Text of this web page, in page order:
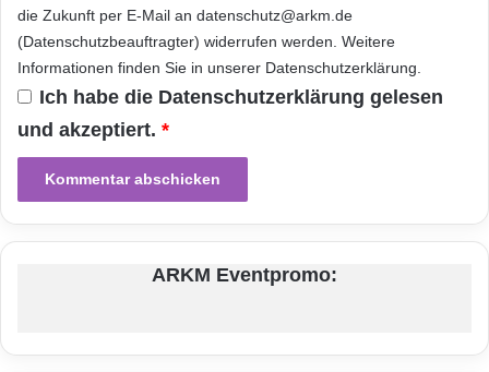
Informationstechnik Internet
Telekommunikation
die Zukunft per E-Mail an datenschutz@arkm.de
(Datenschutzbeauftragter) widerrufen werden. Weitere
Informationen finden Sie in unserer Datenschutzerklärung.
Ich habe die Datenschutzerklärung gelesen
und akzeptiert. *
ARKM Eventpromo: